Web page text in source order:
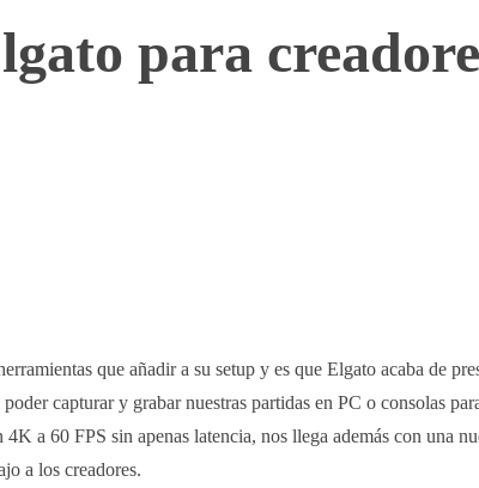
para
que añadir a su setup y es que Elgato acaba de
capturar y grabar nuestras partidas en PC o consolas
a 60 FPS sin apenas latencia, nos llega además con una
a los creadores.